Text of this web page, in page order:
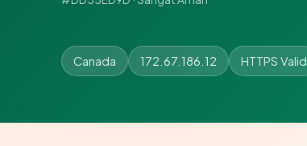
Canada 172.67.186.12 HTTPS Valid